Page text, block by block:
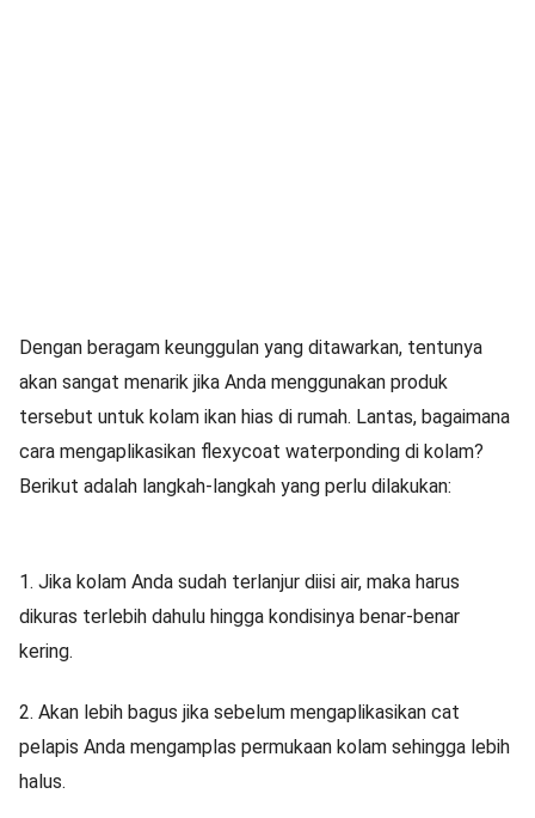
Dengan beragam keunggulan yang ditawarkan, tentunya
akan sangat menarik jika Anda menggunakan produk
tersebut untuk kolam ikan hias di rumah. Lantas, bagaimana
cara mengaplikasikan flexycoat waterponding di kolam?
Berikut adalah langkah-langkah yang perlu dilakukan:
1. Jika kolam Anda sudah terlanjur diisi air, maka harus
dikuras terlebih dahulu hingga kondisinya benar-benar
kering.
2. Akan lebih bagus jika sebelum mengaplikasikan cat
pelapis Anda mengamplas permukaan kolam sehingga lebih
halus.